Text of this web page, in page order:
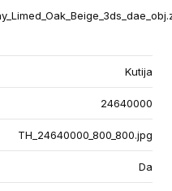
Kutija
24640000
TH_24640000_800_800.jpg
Da